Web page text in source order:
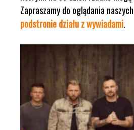
Zapraszamy do oglądania
podstronie działu z wywiadami.